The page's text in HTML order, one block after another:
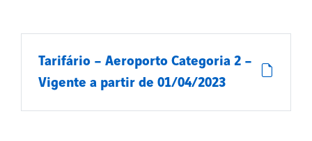
Tarifário – Aeroporto Categoria 2 –
Vigente a partir de 01/04/2023